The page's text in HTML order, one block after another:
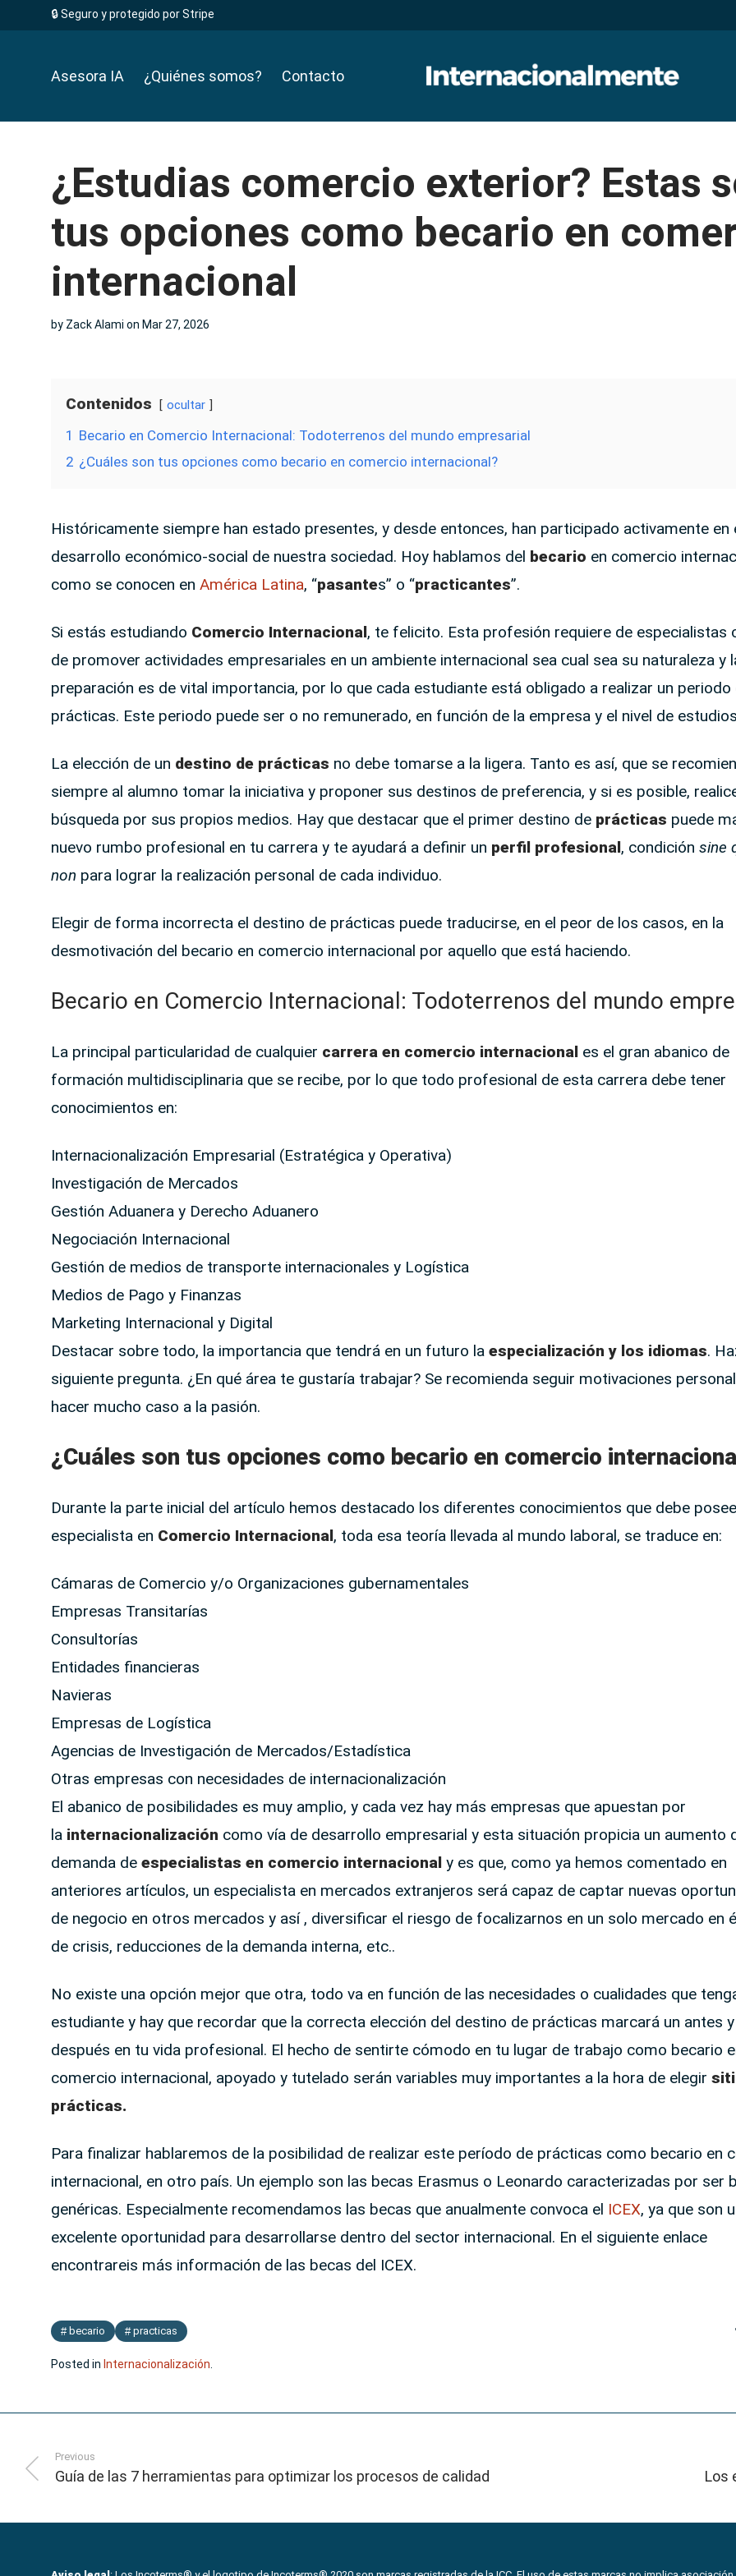
🔒 Seguro y protegido por Stripe
Asesora IA ¿Quiénes somos? Contacto
¿Estudias comercio exterior? Estas
tus opciones como becario en
internacional
by Zack Alami on Mar 27, 2026
Contenidos ocultar
1 Becario en Comercio Internacional: Todoterrenos del mundo empresarial
2 ¿Cuáles son tus opciones como becario en comercio internacional?
Históricamente siempre han estado presentes, y desde entonces, han participado activamente en
desarrollo económico-social de nuestra sociedad. Hoy hablamos del becario en comercio
como se conocen en América Latina, “pasantes” o “practicantes”.
Si estás estudiando Comercio Internacional, te felicito. Esta profesión requiere de especialistas
de promover actividades empresariales en un ambiente internacional sea cual sea su naturaleza y
preparación es de vital importancia, por lo que cada estudiante está obligado a realizar un periodo
prácticas. Este periodo puede ser o no remunerado, en función de la empresa y el nivel de
La elección de un destino de prácticas no debe tomarse a la ligera. Tanto es así, que se
siempre al alumno tomar la iniciativa y proponer sus destinos de preferencia, y si es posible,
búsqueda por sus propios medios. Hay que destacar que el primer destino de prácticas puede
nuevo rumbo profesional en tu carrera y te ayudará a definir un perfil profesional, condición sine
non para lograr la realización personal de cada individuo.
Elegir de forma incorrecta el destino de prácticas puede traducirse, en el peor de los casos, en la
desmotivación del becario en comercio internacional por aquello que está haciendo.
Becario en Comercio Internacional: Todoterrenos del mundo
La principal particularidad de cualquier carrera en comercio internacional es el gran abanico de
formación multidisciplinaria que se recibe, por lo que todo profesional de esta carrera debe tener
conocimientos en:
Internacionalización Empresarial (Estratégica y Operativa)
Investigación de Mercados
Gestión Aduanera y Derecho Aduanero
Negociación Internacional
Gestión de medios de transporte internacionales y Logística
Medios de Pago y Finanzas
Marketing Internacional y Digital
Destacar sobre todo, la importancia que tendrá en un futuro la especialización y los idiomas.
siguiente pregunta. ¿En qué área te gustaría trabajar? Se recomienda seguir motivaciones
hacer mucho caso a la pasión.
¿Cuáles son tus opciones como becario en comercio
Durante la parte inicial del artículo hemos destacado los diferentes conocimientos que debe
especialista en Comercio Internacional, toda esa teoría llevada al mundo laboral, se traduce en:
Cámaras de Comercio y/o Organizaciones gubernamentales
Empresas Transitarías
Consultorías
Entidades financieras
Navieras
Empresas de Logística
Agencias de Investigación de Mercados/Estadística
Otras empresas con necesidades de internacionalización
El abanico de posibilidades es muy amplio, y cada vez hay más empresas que apuestan por
la internacionalización como vía de desarrollo empresarial y esta situación propicia un aumento
demanda de especialistas en comercio internacional y es que, como ya hemos comentado en
anteriores artículos, un especialista en mercados extranjeros será capaz de captar nuevas
de negocio en otros mercados y así , diversificar el riesgo de focalizarnos en un solo mercado en
de crisis, reducciones de la demanda interna, etc..
No existe una opción mejor que otra, todo va en función de las necesidades o cualidades que
estudiante y hay que recordar que la correcta elección del destino de prácticas marcará un antes y
después en tu vida profesional. El hecho de sentirte cómodo en tu lugar de trabajo como becario
comercio internacional, apoyado y tutelado serán variables muy importantes a la hora de elegir
prácticas.
Para finalizar hablaremos de la posibilidad de realizar este período de prácticas como becario en
internacional, en otro país. Un ejemplo son las becas Erasmus o Leonardo caracterizadas por ser
genéricas. Especialmente recomendamos las becas que anualmente convoca el ICEX, ya que son
excelente oportunidad para desarrollarse dentro del sector internacional. En el siguiente enlace
encontrareis más información de las becas del ICEX.
becario practicas
Posted in Internacionalización
Previous
Guía de las 7 herramientas para optimizar los procesos de calidad Los